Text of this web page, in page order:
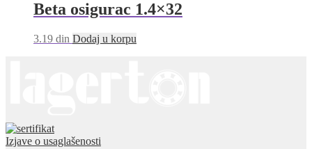
Beta osigurac 1.4×32
3.19 din Dodaj u korpu
Izjave o usaglašenosti